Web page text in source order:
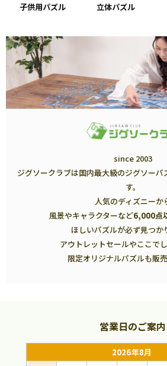
子供用パズル 立体パズル
since 2003
ジグソークラブは国内最大級のジグソー
す。
人気のディズニーか
風景やキャラクターなど6,000点
ほしいパズルが必ず見つか
アウトレットセールやここで
限定オリジナルパズルも販
営業日のご案内
2026年8月